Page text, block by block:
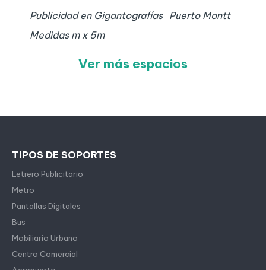
Publicidad en Gigantografías
Puerto Montt
Medidas m x 5m
Ver más espacios
TIPOS DE SOPORTES
Letrero Publicitario
Metro
Pantallas Digitales
Bus
Mobiliario Urbano
Centro Comercial